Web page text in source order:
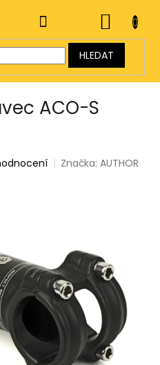
HLEDAT
KOŠÍK
ACO-S
Značka:AUTHOR